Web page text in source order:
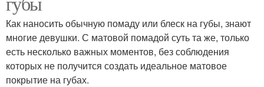
Как наносить обычную помаду или блеск на губы, знают
многие девушки. С матовой помадой суть та же, только
есть несколько важных моментов, без соблюдения
которых не получится создать идеальное матовое
покрытие на губах.